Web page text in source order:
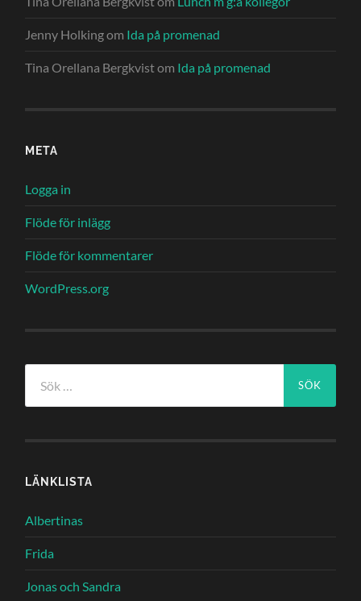
Jenny Holkingom Ida på promenad
Tina Orellana Bergkvistom Ida på promenad
META
Logga in
Flöde för inlägg
Flöde för kommentarer
WordPress.org
efter:
LÄNKLISTA
Albertinas
Frida
Jonas och Sandra